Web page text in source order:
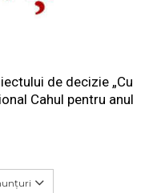
de decizie „Cu
Cahul pentru anul